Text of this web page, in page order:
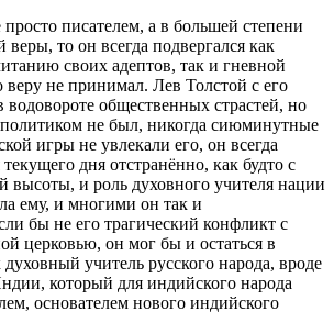
писателем, а в большей степени
то он всегда подвергался как
своих адептов, так и гневной
веру не принимал. Лев Толстой с его
водовороте общественных страстей, но
не был, никогда сиюминутные
игры не увлекали его, он всегда
дня отстранённо, как будто с
высоты, и роль духовного учителя нации
ему, и многими он так и
бы не его трагический конфликт с
церковью, он мог бы и остаться в
учитель русского народа, вроде
который для индийского народа
основателем нового индийского